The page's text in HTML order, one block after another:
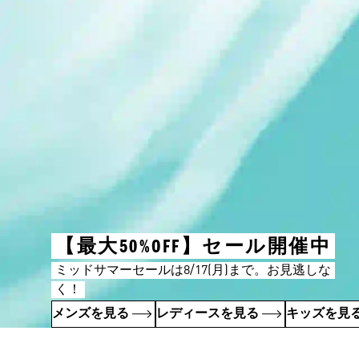
【最大50%OFF】セール開催中
ミッドサマーセールは8/17(月)まで。お見逃しな
く！
メンズを見る
レディースを見る キッズを見